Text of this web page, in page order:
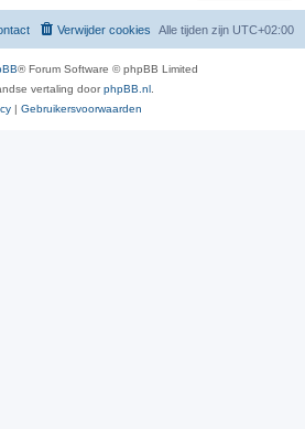
Alle tijden zijn UTC+02:00
Verwijder cookies
® Forum Software © phpBB Limited
vertaling doorphpBB.nl
| Gebruikersvoorwaarden